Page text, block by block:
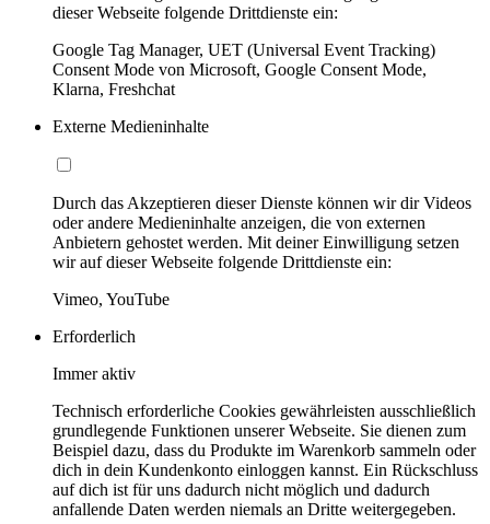
dieser Webseite folgende Drittdienste ein:
Google Tag Manager, UET (Universal Event Tracking)
Consent Mode von Microsoft, Google Consent Mode,
Klarna, Freshchat
Externe Medieninhalte
Durch das Akzeptieren dieser Dienste können wir dir Videos
oder andere Medieninhalte anzeigen, die von externen
Anbietern gehostet werden. Mit deiner Einwilligung setzen
wir auf dieser Webseite folgende Drittdienste ein:
Vimeo, YouTube
Erforderlich
Immer aktiv
Technisch erforderliche Cookies gewährleisten ausschließlich
grundlegende Funktionen unserer Webseite. Sie dienen zum
Beispiel dazu, dass du Produkte im Warenkorb sammeln oder
dich in dein Kundenkonto einloggen kannst. Ein Rückschluss
auf dich ist für uns dadurch nicht möglich und dadurch
anfallende Daten werden niemals an Dritte weitergegeben.